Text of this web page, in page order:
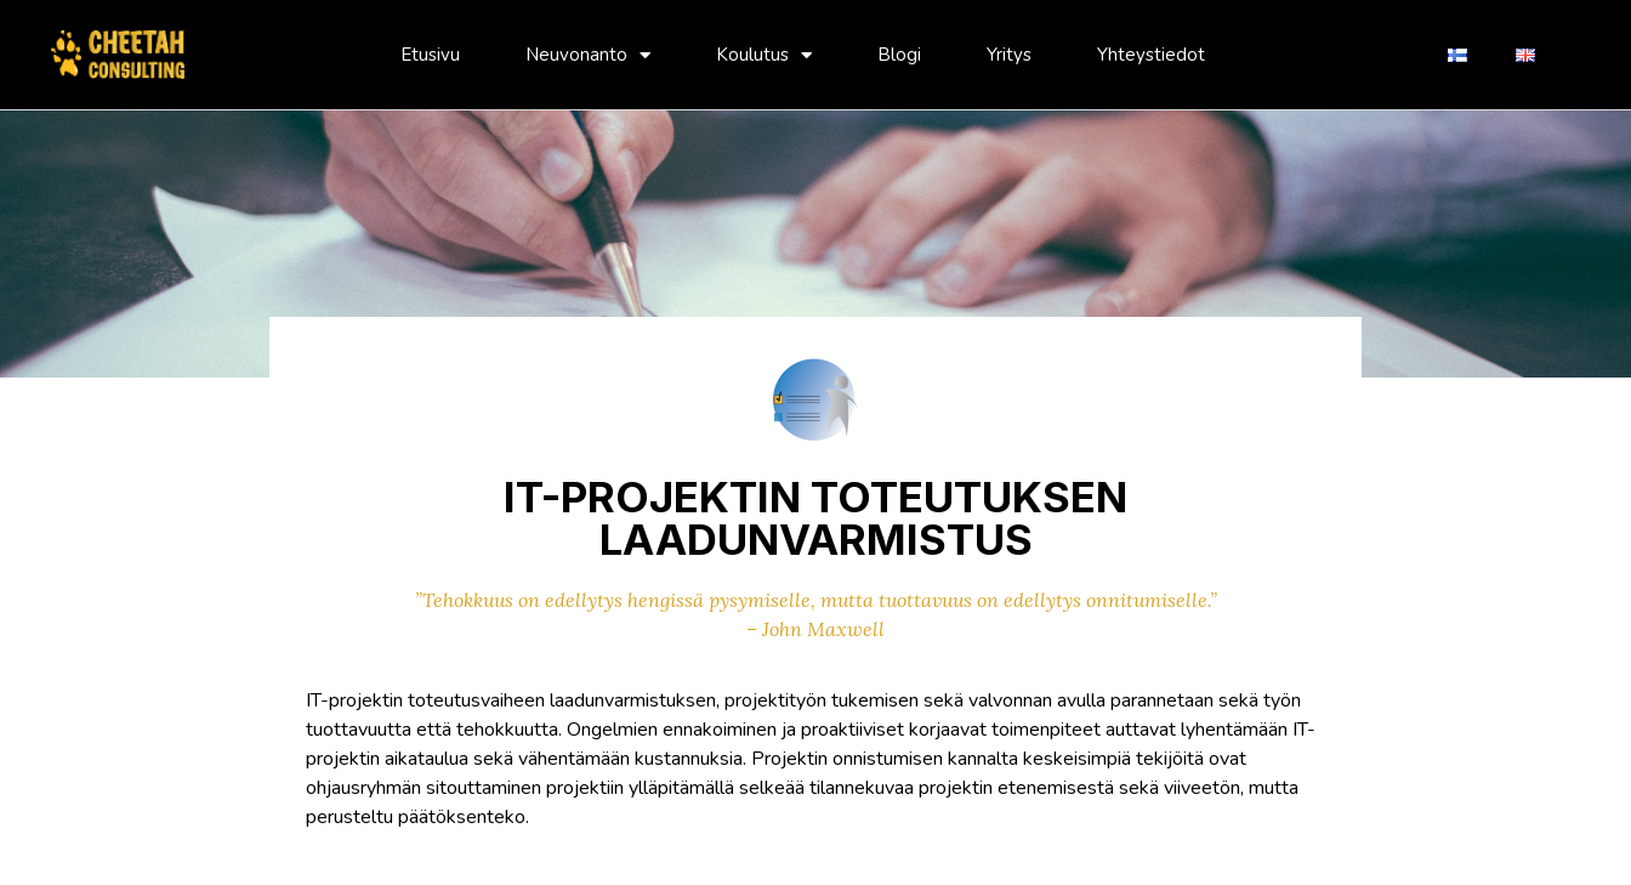
Etusivu Neuvonanto Koulutus Blogi Yritys Yhteystiedot
IT-PROJEKTIN TOTEUTUKSEN
LAADUNVARMISTUS
”Tehokkuus on edellytys hengissä pysymiselle, mutta tuottavuus on edellytys onnitumiselle.”
– John Maxwell
IT-projektin toteutusvaiheen laadunvarmistuksen, projektityön tukemisen sekä valvonnan avulla parannetaan sekä työn
tuottavuutta että tehokkuutta. Ongelmien ennakoiminen ja proaktiiviset korjaavat toimenpiteet auttavat lyhentämään IT-
projektin aikataulua sekä vähentämään kustannuksia. Projektin onnistumisen kannalta keskeisimpiä tekijöitä ovat
ohjausryhmän sitouttaminen projektiin ylläpitämällä selkeää tilannekuvaa projektin etenemisestä sekä viiveetön, mutta
perusteltu päätöksenteko.